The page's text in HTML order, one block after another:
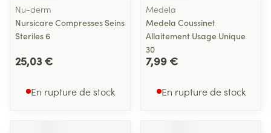
Nu-derm
Nursicare Compresses Seins
Steriles 6
25,03 €
En rupture de stock
Medela
Medela Coussinet
Allaitement Usage Unique
30
7,99 €
En rupture de stock